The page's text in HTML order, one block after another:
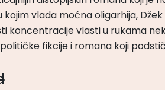
vlada moćna oligarhija,
koncentracije vlasti u rukama
fikcije i romana koji